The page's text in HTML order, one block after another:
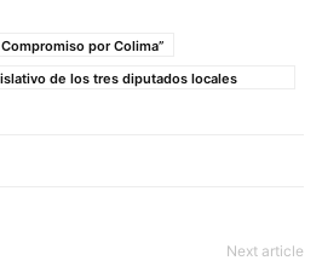
por Colima”
de los tres diputados locales
Next article